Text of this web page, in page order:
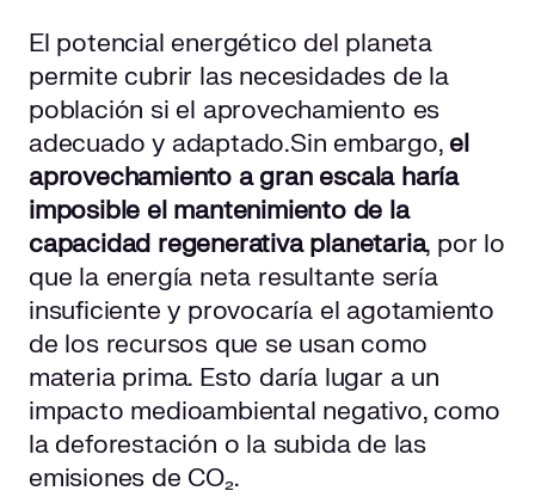
El potencial energético del planeta
permite cubrir las necesidades de la
población si el aprovechamiento es
adecuado y adaptado.Sin embargo, el
aprovechamiento a gran escala haría
imposible el mantenimiento de la
capacidad regenerativa planetaria, por lo
que la energía neta resultante sería
insuficiente y provocaría el agotamiento
de los recursos que se usan como
materia prima. Esto daría lugar a un
impacto medioambiental negativo, como
la deforestación o la subida de las
emisiones de CO₂.